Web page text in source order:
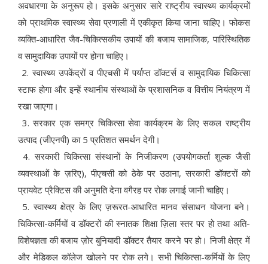
अवधारणा के अनुरूप हो। इसके अनुसार सारे राष्ट्रीय स्वास्थ्य कार्यक्रमों
को प्राथमिक स्वास्थ्य सेवा प्रणाली में एकीकृत किया जाना चाहिए। फोकस
व्यक्ति-आधारित जैव-चिकित्सकीय उपायों की बजाय सामाजिक, पारिस्थितिक
व सामुदायिक उपायों पर होना चाहिए।
2. स्वास्थ्य उपकेंद्रों व पीएचसी में पर्याप्त डॉक्टर्स व सामुदायिक चिकित्सा
स्टाफ होगा और इन्हें स्थानीय संस्थाओं के प्रशासनिक व वित्तीय नियंत्रण में
रखा जाएगा।
3. सरकार एक समग्र चिकित्सा सेवा कार्यक्रम के लिए सकल राष्ट्रीय
उत्पाद (जीएनपी) का 5 प्रतिशत समर्थन देगी।
4. सरकारी चिकित्सा संस्थानों के निजीकरण (उपयोगकर्ता शुल्क जैसी
व्यवस्थाओं के ज़रिए), पीएचसी को ठेके पर उठाना, सरकारी डॉक्टरों को
प्रायवेट प्रैक्टिस की अनुमति देना वगैरह पर रोक लगाई जानी चाहिए।
5. स्वास्थ्य क्षेत्र के लिए ज़रूरत-आधारित मानव संसाधन योजना बने।
चिकित्सा-कर्मियों व डॉक्टरों की स्नातक शिक्षा ज़िला स्तर पर हो तथा अति-
विशेषज्ञता की बजाय ज़ोर बुनियादी डॉक्टर तैयार करने पर हो। निजी क्षेत्र में
और मेडिकल कॉलेज खोलने पर रोक लगे। सभी चिकित्सा-कर्मियों के लिए